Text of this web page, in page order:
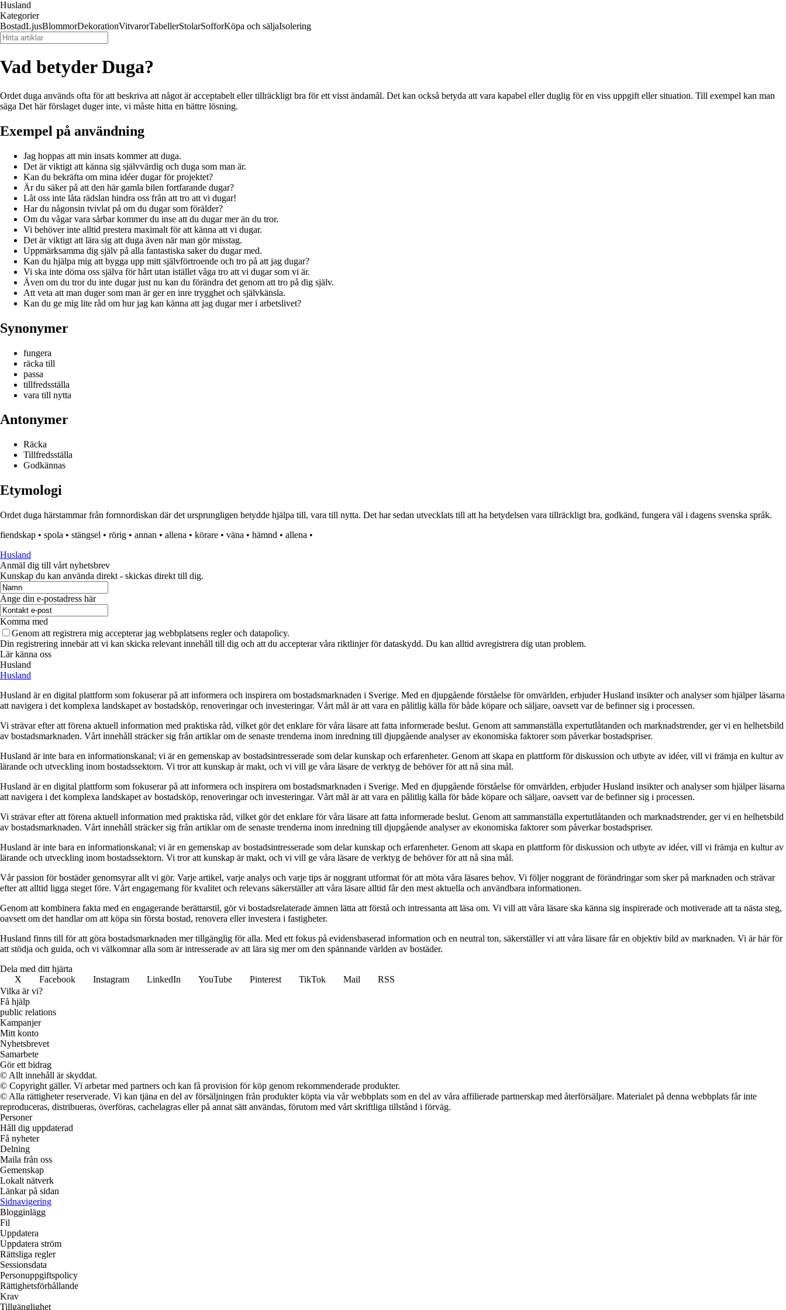
Husland
Kategorier
BostadLjusBlommorDekorationVitvarorTabellerStolarSofforKöpa och säljaIsolering
Vad betyder Duga?
Ordet duga används ofta för att beskriva att något är acceptabelt eller tillräckligt bra för ett visst ändamål. Det kan också betyda att vara kapabel eller duglig för en viss uppgift eller situation. Till exempel kan man
säga Det här förslaget duger inte, vi måste hitta en bättre lösning.
Exempel på användning
Jag hoppas att min insats kommer att duga.
Det är viktigt att känna sig självvärdig och duga som man är.
Kan du bekräfta om mina idéer dugar för projektet?
Är du säker på att den här gamla bilen fortfarande dugar?
Låt oss inte låta rädslan hindra oss från att tro att vi dugar!
Har du någonsin tvivlat på om du dugar som förälder?
Om du vågar vara sårbar kommer du inse att du dugar mer än du tror.
Vi behöver inte alltid prestera maximalt för att känna att vi dugar.
Det är viktigt att lära sig att duga även när man gör misstag.
Uppmärksamma dig själv på alla fantastiska saker du dugar med.
Kan du hjälpa mig att bygga upp mitt självförtroende och tro på att jag dugar?
Vi ska inte döma oss själva för hårt utan istället våga tro att vi dugar som vi är.
Även om du tror du inte dugar just nu kan du förändra det genom att tro på dig själv.
Att veta att man duger som man är ger en inre trygghet och självkänsla.
Kan du ge mig lite råd om hur jag kan känna att jag dugar mer i arbetslivet?
Synonymer
fungera
räcka till
passa
tillfredsställa
vara till nytta
Antonymer
Räcka
Tillfredsställa
Godkännas
Etymologi
Ordet duga härstammar från fornnordiskan där det ursprungligen betydde hjälpa till, vara till nytta. Det har sedan utvecklats till att ha betydelsen vara tillräckligt bra, godkänd, fungera väl i dagens svenska språk.
fiendskap • spola • stängsel • rörig • annan • allena • körare • väna • hämnd • allena •
Husland
Anmäl dig till vårt nyhetsbrev
Kunskap du kan använda direkt - skickas direkt till dig.
Ange din e-postadress här
Komma med
Genom att registrera mig accepterar jag webbplatsens regler och datapolicy.
Din registrering innebär att vi kan skicka relevant innehåll till dig och att du accepterar våra riktlinjer för dataskydd. Du kan alltid avregistrera dig utan problem.
Lär känna oss
Husland
Husland
Husland är en digital plattform som fokuserar på att informera och inspirera om bostadsmarknaden i Sverige. Med en djupgående förståelse för omvärlden, erbjuder Husland insikter och analyser som hjälper läsarna
att navigera i det komplexa landskapet av bostadsköp, renoveringar och investeringar. Vårt mål är att vara en pålitlig källa för både köpare och säljare, oavsett var de befinner sig i processen.
Vi strävar efter att förena aktuell information med praktiska råd, vilket gör det enklare för våra läsare att fatta informerade beslut. Genom att sammanställa expertutlåtanden och marknadstrender, ger vi en helhetsbild
av bostadsmarknaden. Vårt innehåll sträcker sig från artiklar om de senaste trenderna inom inredning till djupgående analyser av ekonomiska faktorer som påverkar bostadspriser.
Husland är inte bara en informationskanal; vi är en gemenskap av bostadsintresserade som delar kunskap och erfarenheter. Genom att skapa en plattform för diskussion och utbyte av idéer, vill vi främja en kultur av
lärande och utveckling inom bostadssektorn. Vi tror att kunskap är makt, och vi vill ge våra läsare de verktyg de behöver för att nå sina mål.
Husland är en digital plattform som fokuserar på att informera och inspirera om bostadsmarknaden i Sverige. Med en djupgående förståelse för omvärlden, erbjuder Husland insikter och analyser som hjälper läsarna
att navigera i det komplexa landskapet av bostadsköp, renoveringar och investeringar. Vårt mål är att vara en pålitlig källa för både köpare och säljare, oavsett var de befinner sig i processen.
Vi strävar efter att förena aktuell information med praktiska råd, vilket gör det enklare för våra läsare att fatta informerade beslut. Genom att sammanställa expertutlåtanden och marknadstrender, ger vi en helhetsbild
av bostadsmarknaden. Vårt innehåll sträcker sig från artiklar om de senaste trenderna inom inredning till djupgående analyser av ekonomiska faktorer som påverkar bostadspriser.
Husland är inte bara en informationskanal; vi är en gemenskap av bostadsintresserade som delar kunskap och erfarenheter. Genom att skapa en plattform för diskussion och utbyte av idéer, vill vi främja en kultur av
lärande och utveckling inom bostadssektorn. Vi tror att kunskap är makt, och vi vill ge våra läsare de verktyg de behöver för att nå sina mål.
Vår passion för bostäder genomsyrar allt vi gör. Varje artikel, varje analys och varje tips är noggrant utformat för att möta våra läsares behov. Vi följer noggrant de förändringar som sker på marknaden och strävar
efter att alltid ligga steget före. Vårt engagemang för kvalitet och relevans säkerställer att våra läsare alltid får den mest aktuella och användbara informationen.
Genom att kombinera fakta med en engagerande berättarstil, gör vi bostadsrelaterade ämnen lätta att förstå och intressanta att läsa om. Vi vill att våra läsare ska känna sig inspirerade och motiverade att ta nästa steg,
oavsett om det handlar om att köpa sin första bostad, renovera eller investera i fastigheter.
Husland finns till för att göra bostadsmarknaden mer tillgänglig för alla. Med ett fokus på evidensbaserad information och en neutral ton, säkerställer vi att våra läsare får en objektiv bild av marknaden. Vi är här för
att stödja och guida, och vi välkomnar alla som är intresserade av att lära sig mer om den spännande världen av bostäder.
Dela med ditt hjärta
X
Facebook Instagram LinkedIn YouTube Pinterest TikTok Mail
RSS
Vilka är vi?
Få hjälp
public relations
Kampanjer
Mitt konto
Nyhetsbrevet
Samarbete
Gör ett bidrag
© Allt innehåll är skyddat.
© Copyright gäller. Vi arbetar med partners och kan få provision för köp genom rekommenderade produkter.
© Alla rättigheter reserverade. Vi kan tjäna en del av försäljningen från produkter köpta via vår webbplats som en del av våra affilierade partnerskap med återförsäljare. Materialet på denna webbplats får inte
reproduceras, distribueras, överföras, cachelagras eller på annat sätt användas, förutom med vårt skriftliga tillstånd i förväg.
Personer
Håll dig uppdaterad
Få nyheter
Delning
Maila från oss
Gemenskap
Lokalt nätverk
Länkar på sidan
Sidnavigering
Blogginlägg
Fil
Uppdatera
Uppdatera ström
Rättsliga regler
Sessionsdata
Personuppgiftspolicy
Rättighetsförhållande
Krav
Tillgänglighet